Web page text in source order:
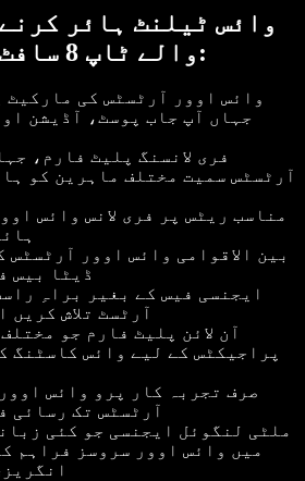
وائس ٹیلنٹ ہائر
والے ٹاپ 8 سافٹ ویئر یا ایپس:
جہاں آپ جاب پوسٹ، آڈیشن
آرٹسٹس سمیت مختلف ماہرین کو
ڈیٹا بیس
آرٹسٹ تلاش کریں
پراجیکٹس کے لیے وائس کاسٹنگ
آرٹسٹس تک رسائی
میں وائس اوور سروسز فراہم